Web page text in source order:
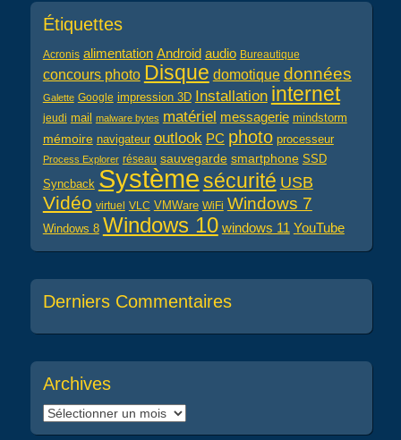
Étiquettes
Acronis alimentation Android audio Bureautique
concours photo Disque domotique données
Galette Google impression 3D Installation internet
jeudi mail malware bytes matériel messagerie mindstorm
mémoire navigateur outlook PC photo processeur
Process Explorer réseau sauvegarde smartphone SSD
Syncback Systèmesécurité USB
Vidéo virtuel VLC VMWare WiFi Windows 7
Windows 8 Windows 10 windows 11 YouTube
Derniers Commentaires
Archives
Archives